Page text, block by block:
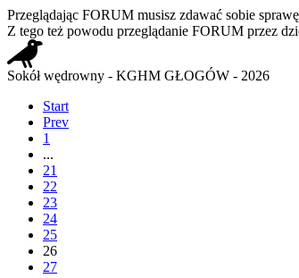
Przeglądając FORUM musisz zdawać sobie
Z tego też powodu przeglądanie FORUM przez
Sokół wędrowny - KGHM GŁOGÓW - 2026
Start
Prev
1
...
21
22
23
24
25
26
27